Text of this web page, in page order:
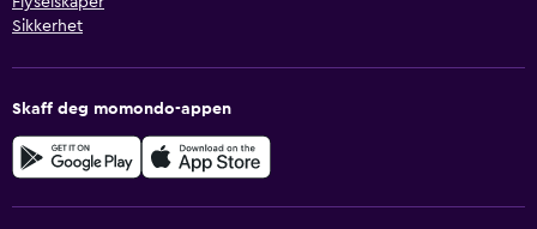
Sikkerhet
Skaff deg momondo-appen